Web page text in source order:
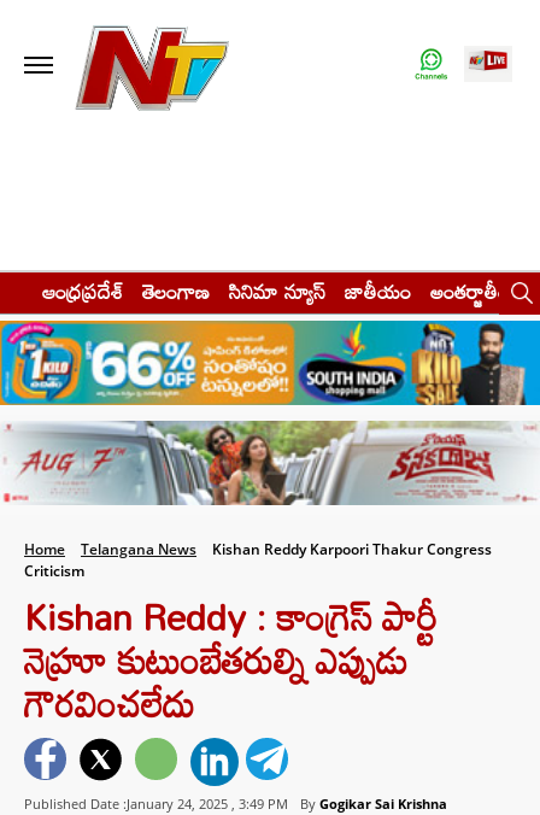
ఆంధ్రప్రదేశ్ తెలంగాణ సినిమా న్యూస్ జాతీయం అంతర్జాతీయం
Home Telangana News
Kishan Reddy Karpoori Thakur Congress
Criticism
Kishan Reddy : కాంగ్రెస్ పార్టీ
నెహ్రూ కుటుంబేతరుల్ని ఎప్పుడు
గౌరవించలేదు
Published Date :January 24, 2025 , 3:49 PM By Gogikar Sai Krishna